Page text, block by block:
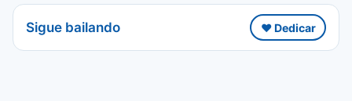
Sigue bailando ❤️ Dedicar